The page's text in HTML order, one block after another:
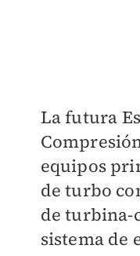
La futura
equipos
de turbo
de turbina-
sistema de